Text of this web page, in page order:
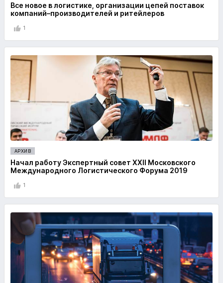
Все новое в логистике, организации цепей поставок
компаний–производителей и ритейлеров
1
АРХИВ
Начал работу Экспертный совет XXII Московского
Международного Логистического Форума 2019
1